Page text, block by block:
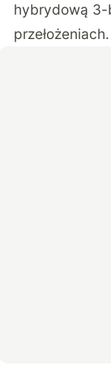
hybrydową 3-
przełożeniach.